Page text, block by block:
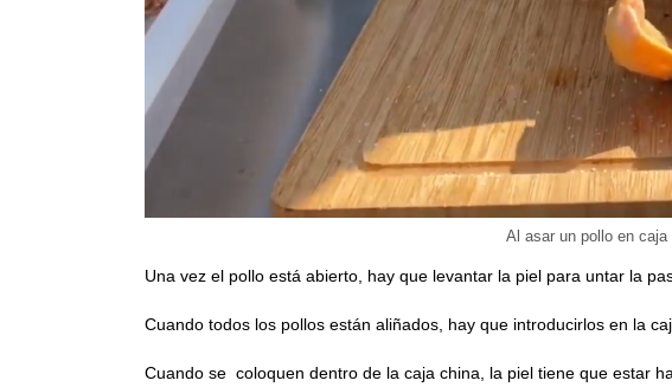
Al asar un pollo en
Una vez el pollo está abierto, hay que levantar la piel para untar la
Cuando todos los pollos están aliñados, hay que introducirlos en la
Cuando se coloquen dentro de la caja china, la piel tiene que estar